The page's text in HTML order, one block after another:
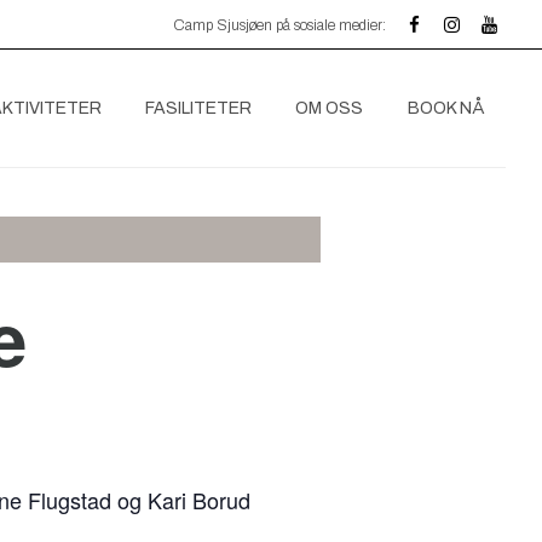
Camp Sjusjøen på sosiale medier:
FASILITETER OM OSS BOOK NÅ
Flugstad og Kari Borud